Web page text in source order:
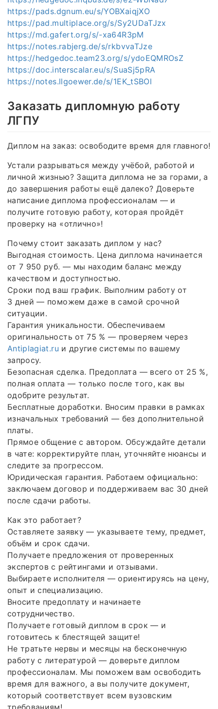
https://pads.dgnum.eu/s/YOBXaiqjXO
https://pad.multiplace.org/s/Sy2UDaTJzx
https://md.gafert.org/s/-xa64R3pM
https://notes.rabjerg.de/s/rkbvvaTJze
https://hedgedoc.team23.org/s/ydoEQMROsZ
https://doc.interscalar.eu/s/SuaSj5pRA
https://notes.llgoewer.de/s/1EK_tSBOl
Заказать дипломную работу
ЛГПУ
Диплом на заказ: освободите время для главного!
Устали разрываться между учёбой, работой и
личной жизнью? Защита диплома не за горами, а
до завершения работы ещё далеко? Доверьте
написание диплома профессионалам — и
получите готовую работу, которая пройдёт
проверку на «отлично»!
Почему стоит заказать диплом у нас?
Выгодная стоимость. Цена диплома начинается
от 7 950 руб. — мы находим баланс между
качеством и доступностью.
Сроки под ваш график. Выполним работу от
3 дней — поможем даже в самой срочной
ситуации.
Гарантия уникальности. Обеспечиваем
оригинальность от 75 % — проверяем через
Antiplagiat.ru и другие системы по вашему
запросу.
Безопасная сделка. Предоплата — всего от 25 %,
полная оплата — только после того, как вы
одобрите результат.
Бесплатные доработки. Вносим правки в рамках
изначальных требований — без дополнительной
платы.
Прямое общение с автором. Обсуждайте детали
в чате: корректируйте план, уточняйте нюансы и
следите за прогрессом.
Юридическая гарантия. Работаем официально:
заключаем договор и поддерживаем вас 30 дней
после сдачи работы.
Как это работает?
Оставляете заявку — указываете тему, предмет,
объём и срок сдачи.
Получаете предложения от проверенных
экспертов с рейтингами и отзывами.
Выбираете исполнителя — ориентируясь на цену,
опыт и специализацию.
Вносите предоплату и начинаете
сотрудничество.
Получаете готовый диплом в срок — и
готовитесь к блестящей защите!
Не тратьте нервы и месяцы на бесконечную
работу с литературой — доверьте диплом
профессионалам. Мы поможем вам освободить
время для важного, а вы получите документ,
который соответствует всем вузовским
требованиям!